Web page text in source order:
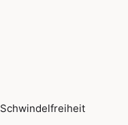
Schwindelfreiheit